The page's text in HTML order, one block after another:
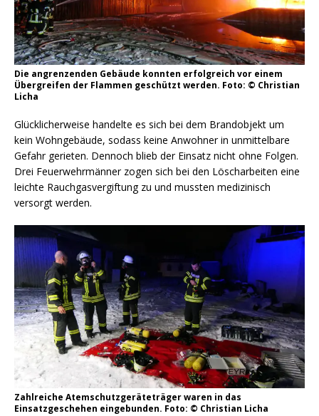
Die angrenzenden Gebäude konnten erfolgreich vor einem
Übergreifen der Flammen geschützt werden. Foto: © Christian
Licha
Glücklicherweise handelte es sich bei dem Brandobjekt um
kein Wohngebäude, sodass keine Anwohner in unmittelbare
Gefahr gerieten. Dennoch blieb der Einsatz nicht ohne Folgen.
Drei Feuerwehrmänner zogen sich bei den Löscharbeiten eine
leichte Rauchgasvergiftung zu und mussten medizinisch
versorgt werden.
Zahlreiche Atemschutzgeräteträger waren in das
Einsatzgeschehen eingebunden. Foto: © Christian Licha